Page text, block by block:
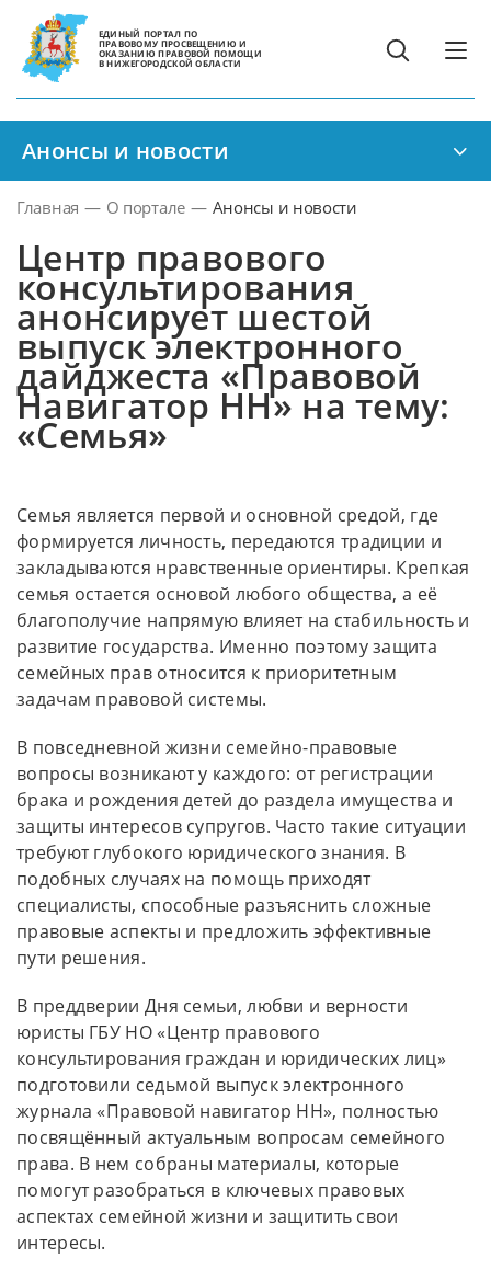
ЕДИНЫЙ ПОРТАЛ ПО
ПРАВОВОМУ ПРОСВЕЩЕНИЮ И
ОКАЗАНИЮ ПРАВОВОЙ ПОМОЩИ
В НИЖЕГОРОДСКОЙ ОБЛАСТИ
Анонсы и новости
Главная — О портале — Анонсы и новости
Центр правового
консультирования
анонсирует шестой
выпуск электронного
дайджеста «Правовой
Навигатор НН» на тему:
«Семья»
Семья является первой и основной средой, где
формируется личность, передаются традиции и
закладываются нравственные ориентиры. Крепкая
семья остается основой любого общества, а её
благополучие напрямую влияет на стабильность и
развитие государства. Именно поэтому защита
семейных прав относится к приоритетным
задачам правовой системы.
В повседневной жизни семейно-правовые
вопросы возникают у каждого: от регистрации
брака и рождения детей до раздела имущества и
защиты интересов супругов. Часто такие ситуации
требуют глубокого юридического знания. В
подобных случаях на помощь приходят
специалисты, способные разъяснить сложные
правовые аспекты и предложить эффективные
пути решения.
В преддверии Дня семьи, любви и верности
юристы ГБУ НО «Центр правового
консультирования граждан и юридических лиц»
подготовили седьмой выпуск электронного
журнала «Правовой навигатор НН», полностью
посвящённый актуальным вопросам семейного
права. В нем собраны материалы, которые
помогут разобраться в ключевых правовых
аспектах семейной жизни и защитить свои
интересы.